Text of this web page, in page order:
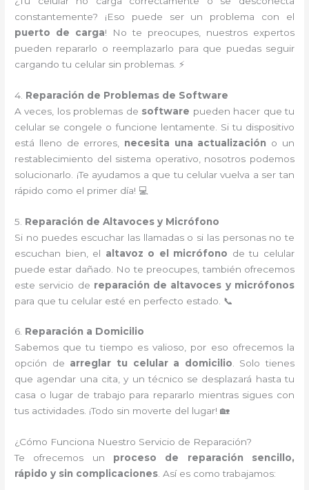
constantemente? ¡Eso puede ser un problema con el
puerto de carga! No te preocupes, nuestros expertos
pueden repararlo o reemplazarlo para que puedas seguir
cargando tu celular sin problemas. ⚡
4. Reparación de Problemas de Software
A veces, los problemas de software pueden hacer que tu
celular se congele o funcione lentamente. Si tu dispositivo
está lleno de errores, necesita una actualización o un
restablecimiento del sistema operativo, nosotros podemos
solucionarlo. ¡Te ayudamos a que tu celular vuelva a ser tan
rápido como el primer día! 💻
5. Reparación de Altavoces y Micrófono
Si no puedes escuchar las llamadas o si las personas no te
escuchan bien, el altavoz o el micrófono de tu celular
puede estar dañado. No te preocupes, también ofrecemos
este servicio de reparación de altavoces y micrófonos
para que tu celular esté en perfecto estado. 📞
6. Reparación a Domicilio
Sabemos que tu tiempo es valioso, por eso ofrecemos la
opción de arreglar tu celular a domicilio. Solo tienes
que agendar una cita, y un técnico se desplazará hasta tu
casa o lugar de trabajo para repararlo mientras sigues con
tus actividades. ¡Todo sin moverte del lugar! 🏡
¿Cómo Funciona Nuestro Servicio de Reparación?
Te ofrecemos un proceso de reparación sencillo,
rápido y sin complicaciones. Así es como trabajamos: